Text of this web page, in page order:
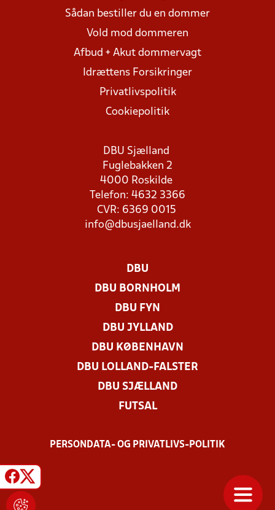
Sådan bestiller du en dommer
Vold mod dommeren
Afbud + Akut dommervagt
Idrættens Forsikringer
Privatlivspolitik
Cookiepolitik
DBU Sjælland
Fuglebakken 2
4000 Roskilde
Telefon: 4632 3366
CVR: 6369 0015
info@dbusjaelland.dk
DBU
DBU BORNHOLM
DBU FYN
DBU JYLLAND
DBU KØBENHAVN
DBU LOLLAND-FALSTER
DBU SJÆLLAND
FUTSAL
PERSONDATA- OG PRIVATLIVS-POLITIK